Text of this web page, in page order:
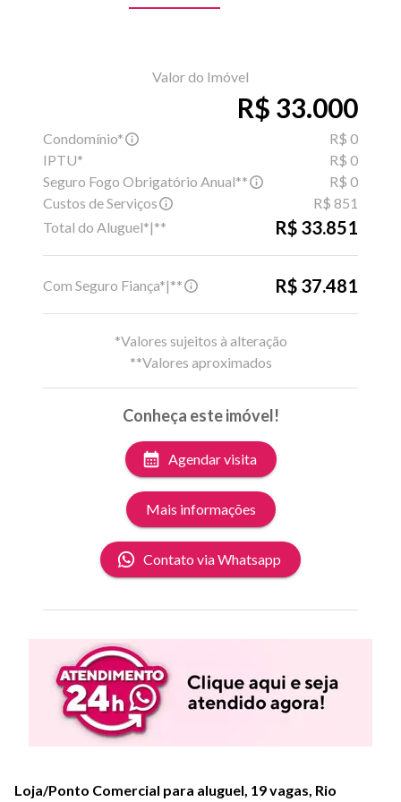
Valor do Imóvel
R$ 33.000
Condomínio*
R$ 0
IPTU*
R$ 0
Seguro Fogo Obrigatório Anual**
R$ 0
Custos de Serviços
R$ 851
Total do Aluguel*|**
R$ 33.851
Com Seguro Fiança*|** R$ 37.481
*Valores sujeitos à alteração
**Valores aproximados
Conheça este imóvel!
Agendar visita
Mais informações
Contato via Whatsapp
Loja/Ponto Comercial para aluguel, 19 vagas, Rio